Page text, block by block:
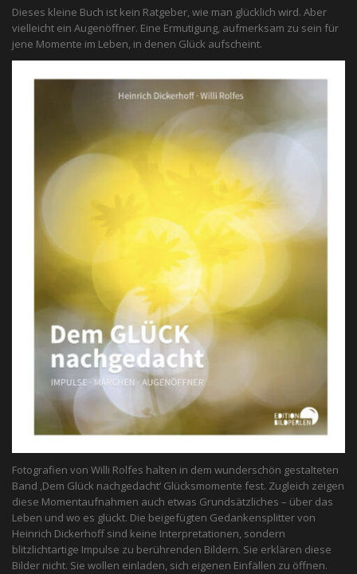
Dieses kleine Buch ist kein Ratgeber, wie man glücklich wird. Aber
vielleicht ein Augenöffner. Eine Ermutigung, aufmerksam zu sein für
jene Momente im Leben, in denen Glück aufscheint.
Fotografien von Willi Rolfes halten in dem wunderschön gestalteten
Band ‚Dem Glück nachgedacht‘ Glücksmomente fest. Zugleich zeigen
diese Momentaufnahmen auch etwas Grundsätzliches – über das
Leben und wo es glückt. Die beigefügten Gedankensplitter von
Heinrich Dickerhoff sind keine Interpretationen, sondern
blitzlichtartige Impulse zu berührenden Bildern. Sie erklären diese
Bilder nicht. Sie wollen einladen, sich eigenen Einfällen zu öffnen.